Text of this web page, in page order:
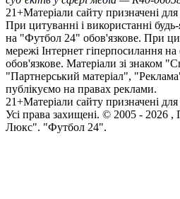
21+Матеріали сайту призначені
При цитуванні і використанні
на "Футбол 24" обов'язкове. При
мережі Інтернет гіперпосилання на
обов'язкове. Матеріали зі знаком
"Партнерський матеріал",
публікуємо на правах реклами.
21+Матеріали сайту призначені
Усi права захищенi. © 2005 - 2026 ,
Люкс". "Футбол 24".